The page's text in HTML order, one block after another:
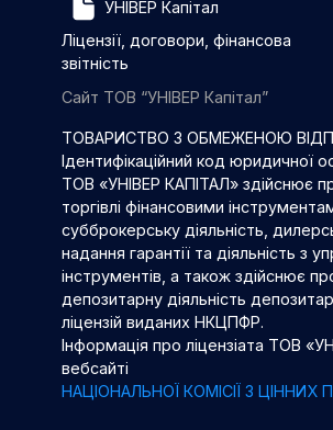
УНІВЕР Капітал
Ліцензії, договори, фінансова
звітність
Сайт ТОВ “УНІВЕР Капітал”
ТОВАРИСТВО З ОБМЕЖЕНОЮ
Ідентифікаційний код
ТОВ «УНІВЕР КАПІТАЛ» здійснює
торгівлі фінансовими
субброкерську діяльність,
надання гарантії та діяльність з
інструментів, а також здійснює
депозитарну діяльність
ліцензій виданих НКЦПФР.
Інформація про ліцензіата ТОВ
вебсайті
НАЦІОНАЛЬНОЇ КОМІСІЇ З